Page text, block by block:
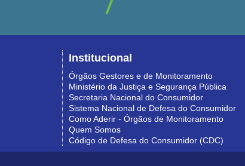
Institucional
Órgãos Gestores e de Monitoramento
Ministério da Justiça e Segurança Pública
Secretaria Nacional do Consumidor
Sistema Nacional de Defesa do Consumidor
Como Aderir - Órgãos de Monitoramento
Quem Somos
Código de Defesa do Consumidor (CDC)